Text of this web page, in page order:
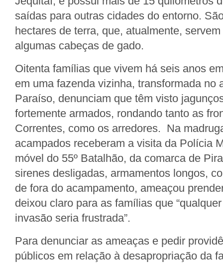
saídas para outras cidades do entorno.
hectares de terra, que, atualmente,
algumas cabeças de gado.
Oitenta famílias que vivem há seis anos
em uma fazenda vizinha, transformada no
Paraíso, denunciam que têm visto
fortemente armados, rondando tanto as
Correntes, como os arredores. Na
acampados receberam a visita da Polícia
móvel do 55º Batalhão, da comarca de
sirenes desligadas, armamentos longos,
de fora do acampamento, ameaçou
deixou claro para as famílias que
invasão seria frustrada”.
Para denunciar as ameaças e pedir
públicos em relação à desapropriação da